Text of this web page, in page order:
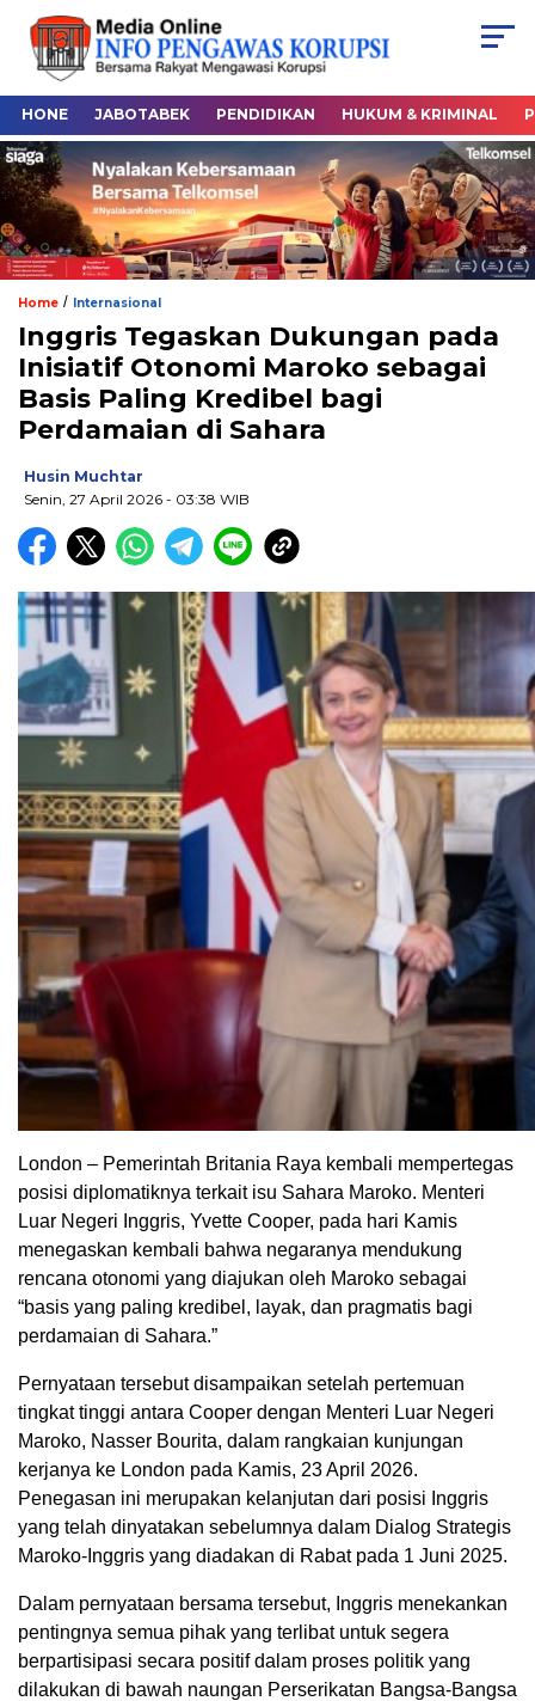
HONE JABOTABEK PENDIDIKAN HUKUM & KRIMINAL
Home / Internasional
Inggris Tegaskan Dukungan pada
Inisiatif Otonomi Maroko sebagai
Basis Paling Kredibel bagi
Perdamaian di Sahara
Husin Muchtar
Senin, 27 April 2026 - 03:38 WIB
London – Pemerintah Britania Raya kembali mempertegas
posisi diplomatiknya terkait isu Sahara Maroko. Menteri
Luar Negeri Inggris, Yvette Cooper, pada hari Kamis
menegaskan kembali bahwa negaranya mendukung
rencana otonomi yang diajukan oleh Maroko sebagai
“basis yang paling kredibel, layak, dan pragmatis bagi
perdamaian di Sahara.”
Pernyataan tersebut disampaikan setelah pertemuan
tingkat tinggi antara Cooper dengan Menteri Luar Negeri
Maroko, Nasser Bourita, dalam rangkaian kunjungan
kerjanya ke London pada Kamis, 23 April 2026.
Penegasan ini merupakan kelanjutan dari posisi Inggris
yang telah dinyatakan sebelumnya dalam Dialog Strategis
Maroko-Inggris yang diadakan di Rabat pada 1 Juni 2025.
Dalam pernyataan bersama tersebut, Inggris menekankan
pentingnya semua pihak yang terlibat untuk segera
berpartisipasi secara positif dalam proses politik yang
dilakukan di bawah naungan Perserikatan Bangsa-Bangsa